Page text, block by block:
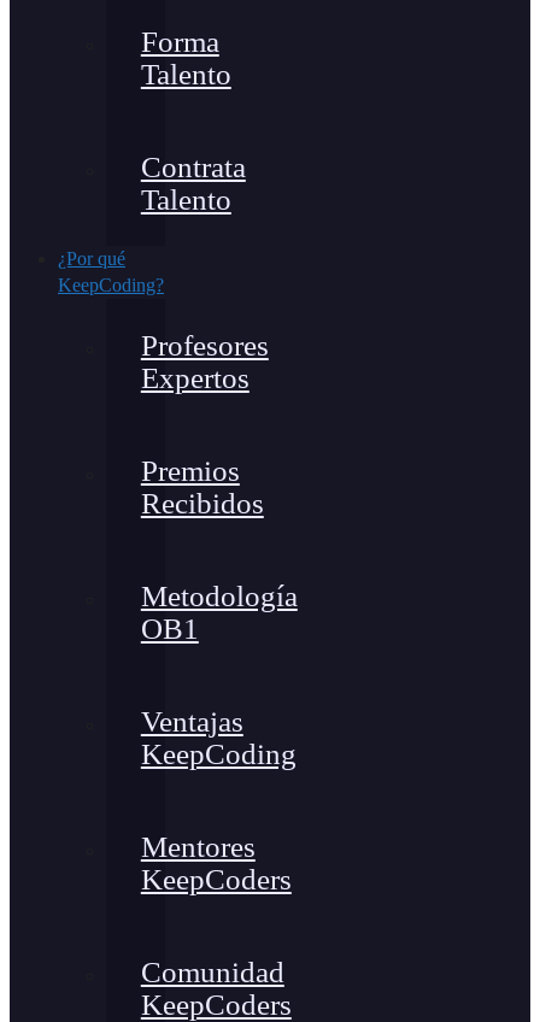
Forma
Talento
Contrata
Talento
¿Por qué
KeepCoding?
Profesores
Expertos
Premios
Recibidos
Metodología
OB1
Ventajas
KeepCoding
Mentores
KeepCoders
Comunidad
KeepCoders